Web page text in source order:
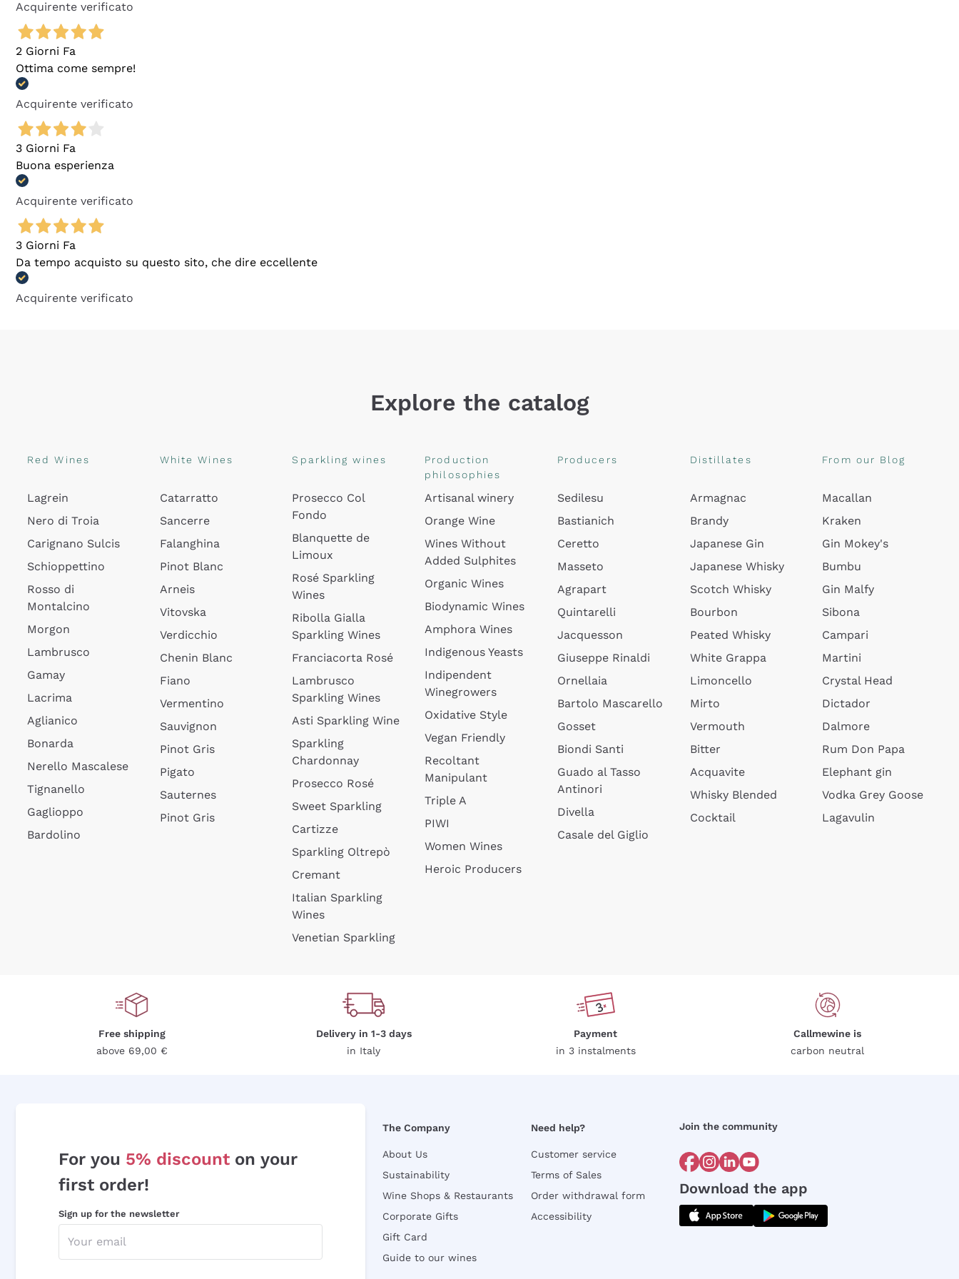
Acquirente verificato
2 Giorni Fa
Ottima come sempre!
Acquirente verificato
3 Giorni Fa
Buona esperienza
Acquirente verificato
3 Giorni Fa
Da tempo acquisto su questo sito, che dire eccellente
Acquirente verificato
Explore the catalog
Red Wines
Lagrein
Nero di Troia
Carignano Sulcis
Schioppettino
Rosso di
Montalcino
Morgon
Lambrusco
Gamay
Lacrima
Aglianico
Bonarda
Nerello Mascalese
Tignanello
Gaglioppo
Bardolino
White Wines
Catarratto
Sancerre
Falanghina
Pinot Blanc
Arneis
Vitovska
Verdicchio
Chenin Blanc
Fiano
Vermentino
Sauvignon
Pinot Gris
Pigato
Sauternes
Pinot Gris
Sparkling wines
Prosecco Col
Fondo
Blanquette de
Limoux
Rosé Sparkling
Wines
Ribolla Gialla
Sparkling Wines
Franciacorta Rosé
Lambrusco
Sparkling Wines
Asti Sparkling Wine
Sparkling
Chardonnay
Prosecco Rosé
Sweet Sparkling
Cartizze
Sparkling Oltrepò
Cremant
Italian Sparkling
Wines
Venetian Sparkling
Production
philosophies
Artisanal winery
Orange Wine
Wines Without
Added Sulphites
Organic Wines
Biodynamic Wines
Amphora Wines
Indigenous Yeasts
Indipendent
Winegrowers
Oxidative Style
Vegan Friendly
Recoltant
Manipulant
Triple A
PIWI
Women Wines
Heroic Producers
Producers
Sedilesu
Bastianich
Ceretto
Masseto
Agrapart
Quintarelli
Jacquesson
Giuseppe Rinaldi
Ornellaia
Bartolo Mascarello
Gosset
Biondi Santi
Guado al Tasso
Antinori
Divella
Casale del Giglio
Distillates
Armagnac
Brandy
Japanese Gin
Japanese Whisky
Scotch Whisky
Bourbon
Peated Whisky
White Grappa
Limoncello
Mirto
Vermouth
Bitter
Acquavite
Whisky Blended
Cocktail
From our Blog
Macallan
Kraken
Gin Mokey's
Bumbu
Gin Malfy
Sibona
Campari
Martini
Crystal Head
Dictador
Dalmore
Rum Don Papa
Elephant gin
Vodka Grey Goose
Lagavulin
Free shipping
above 69,00 €
Delivery in 1-3 days
in Italy
Payment
in 3 instalments
Callmewine is
carbon neutral
For you 5% discount on your
first order!
Sign up for the newsletter
The Company
About Us
Sustainability
Wine Shops & Restaurants
Corporate Gifts
Gift Card
Guide to our wines
Need help?
Customer service
Terms of Sales
Order withdrawal form
Accessibility
Join the community
Download the app